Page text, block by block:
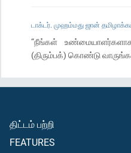
டாக்டர். முஹம்மது ஜான்
“நீங்கள்
(திரும்பக்) கொண்டு
திட்டம் பற்றி
FEATURES